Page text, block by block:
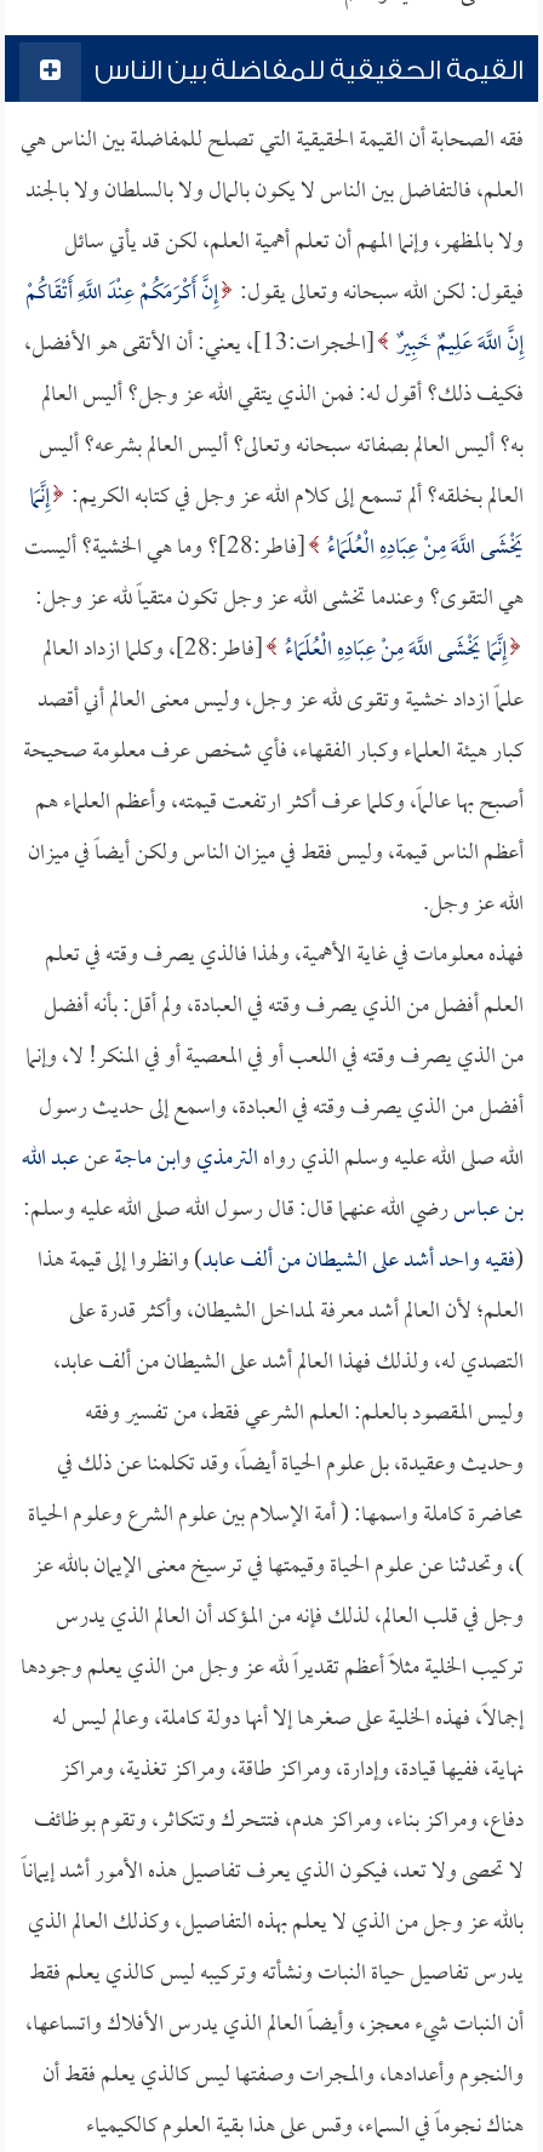
القيمة الحقيقية للمفاضلة بين الناس
فقه الصحابة أن القيمة الحقيقية التي تصلح للمفاضلة بين الناس هي
العلم، فالتفاضل بين الناس لا يكون بالمال ولا بالسلطان ولا بالجند
ولا بالمظهر، وإنما المهم أن تعلم أهمية العلم، لكن قد يأتي سائل
فيقول: لكن الله سبحانه وتعالى يقول: إِنَّ أَكْرَمَكُمْ عِنْدَ اللَّهِ أَتْقَاكُمْ
إِنَّ اللَّهَ عَلِيمٌ خَبِيرٌ
[الحجرات:13]، يعني: أن الأتقى هو الأفضل،
فكيف ذلك؟ أقول له: فمن الذي يتقي الله عز وجل؟ أليس العالم
به؟ أليس العالم بصفاته سبحانه وتعالى؟ أليس العالم بشرعه؟ أليس
العالم بخلقه؟ ألم تسمع إلى كلام الله عز وجل في كتابه الكريم: إِنَّمَا
يَخْشَى اللَّهَ مِنْ عِبَادِهِ الْعُلَمَاءُ
[فاطر:28]؟ وما هي الخشية؟ أليست
هي التقوى؟ وعندما تخشى الله عز وجل تكون متقياً لله عز وجل:
إِنَّمَا يَخْشَى اللَّهَ مِنْ عِبَادِهِ الْعُلَمَاءُ
[فاطر:28]، وكلما ازداد العالم
علماً ازداد خشية وتقوى لله عز وجل، وليس معنى العالم أني أقصد
كبار هيئة العلماء وكبار الفقهاء، فأي شخص عرف معلومة صحيحة
أصبح بها عالماً، وكلما عرف أكثر ارتفعت قيمته، وأعظم العلماء هم
أعظم الناس قيمة، وليس فقط في ميزان الناس ولكن أيضاً في ميزان
الله عز وجل.
فهذه معلومات في غاية الأهمية، ولهذا فالذي يصرف وقته في تعلم
العلم أفضل من الذي يصرف وقته في العبادة، ولم أقل: بأنه أفضل
من الذي يصرف وقته في اللعب أو في المعصية أو في المنكر! لا، وإنما
أفضل من الذي يصرف وقته في العبادة، واسمع إلى حديث رسول
الله صلى الله عليه وسلم الذي رواهالترمذيوابن ماجةعنعبد الله
بن عباسرضي الله عنهما قال: قال رسول الله صلى الله عليه وسلم:
(فقيه واحد أشد على الشيطان من ألف عابد) وانظروا إلى قيمة هذا
العلم؛ لأن العالم أشد معرفة لمداخل الشيطان، وأكثر قدرة على
التصدي له، ولذلك فهذا العالم أشد على الشيطان من ألف عابد،
وليس المقصود بالعلم: العلم الشرعي فقط، من تفسير وفقه
وحديث وعقيدة، بل علوم الحياة أيضاً، وقد تكلمنا عن ذلك في
محاضرة كاملة واسمها: ( أمة الإسلام بين علوم الشرع وعلوم الحياة
)، وتحدثنا عن علوم الحياة وقيمتها في ترسيخ معنى الإيمان بالله عز
وجل في قلب العالم، لذلك فإنه من المؤكد أن العالم الذي يدرس
تركيب الخلية مثلاً أعظم تقديراً لله عز وجل من الذي يعلم وجودها
إجمالاً، فهذه الخلية على صغرها إلا أنها دولة كاملة، وعالم ليس له
نهاية، ففيها قيادة، وإدارة، ومراكز طاقة، ومراكز تغذية، ومراكز
دفاع، ومراكز بناء، ومراكز هدم، فتتحرك وتتكاثر، وتقوم بوظائف
لا تحصى ولا تعد، فيكون الذي يعرف تفاصيل هذه الأمور أشد إيماناً
بالله عز وجل من الذي لا يعلم بهذه التفاصيل، وكذلك العالم الذي
يدرس تفاصيل حياة النبات ونشأته وتركيبه ليس كالذي يعلم فقط
أن النبات شيء معجز، وأيضاً العالم الذي يدرس الأفلاك واتساعها،
والنجوم وأعدادها، والمجرات وصفتها ليس كالذي يعلم فقط أن
هناك نجوماً في السماء، وقس على هذا بقية العلوم كالكيمياء